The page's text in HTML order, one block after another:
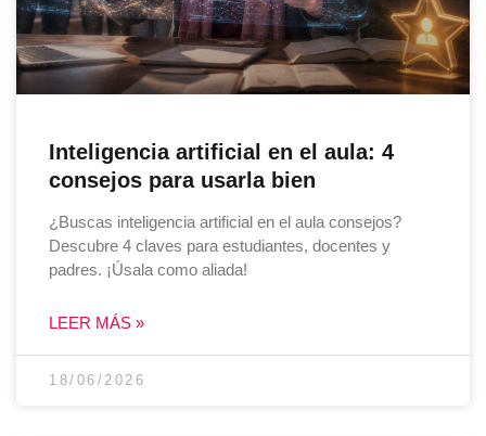
Inteligencia artificial en el aula: 4
consejos para usarla bien
¿Buscas inteligencia artificial en el aula consejos?
Descubre 4 claves para estudiantes, docentes y
padres. ¡Úsala como aliada!
LEER MÁS »
18/06/2026